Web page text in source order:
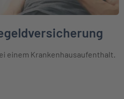
einem Krankenhausaufenthalt.